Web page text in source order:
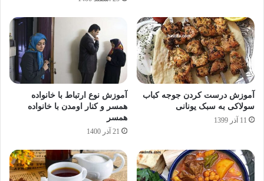
آموزش درست کردن جوجه کباب
سولاکی به سبک یونانی
11 آذر 1399
آموزش نوع ارتباط با خانواده
همسر و کنار اومدن با خانواده
همسر
21 آذر 1400